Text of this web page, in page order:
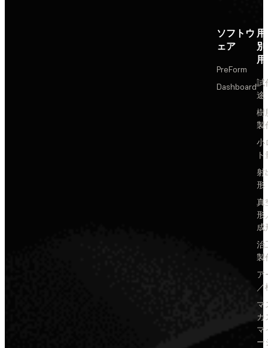
ソフトウ
ェア
PreForm
Dashboard試
途
樹
製
小
射
形
真
形
成
治
製
ア
／
マ
カ
マ
ー